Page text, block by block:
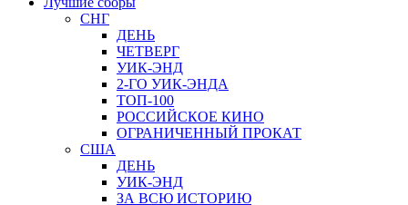
СНГ
ДЕНЬ
ЧЕТВЕРГ
УИК-ЭНД
2-ГО УИК-ЭНДА
ТОП-100
РОССИЙСКОЕ КИНО
ОГРАНИЧЕННЫЙ ПРОКАТ
США
ДЕНЬ
УИК-ЭНД
ЗА ВСЮ ИСТОРИЮ